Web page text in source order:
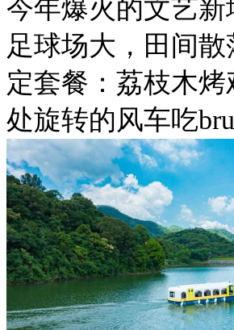
今年爆火的文艺
足球场大，田间
定套餐：荔枝木
处旋转的风车吃